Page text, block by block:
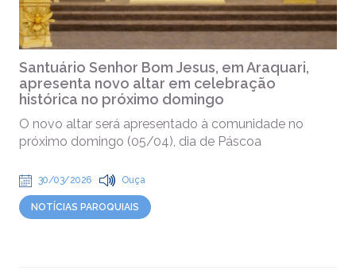
Santuário Senhor Bom Jesus, em Araquari,
apresenta novo altar em celebração
histórica no próximo domingo
O novo altar será apresentado à comunidade no
próximo domingo (05/04), dia de Páscoa
30/03/2026 Ouça
NOTÍCIAS PAROQUIAIS